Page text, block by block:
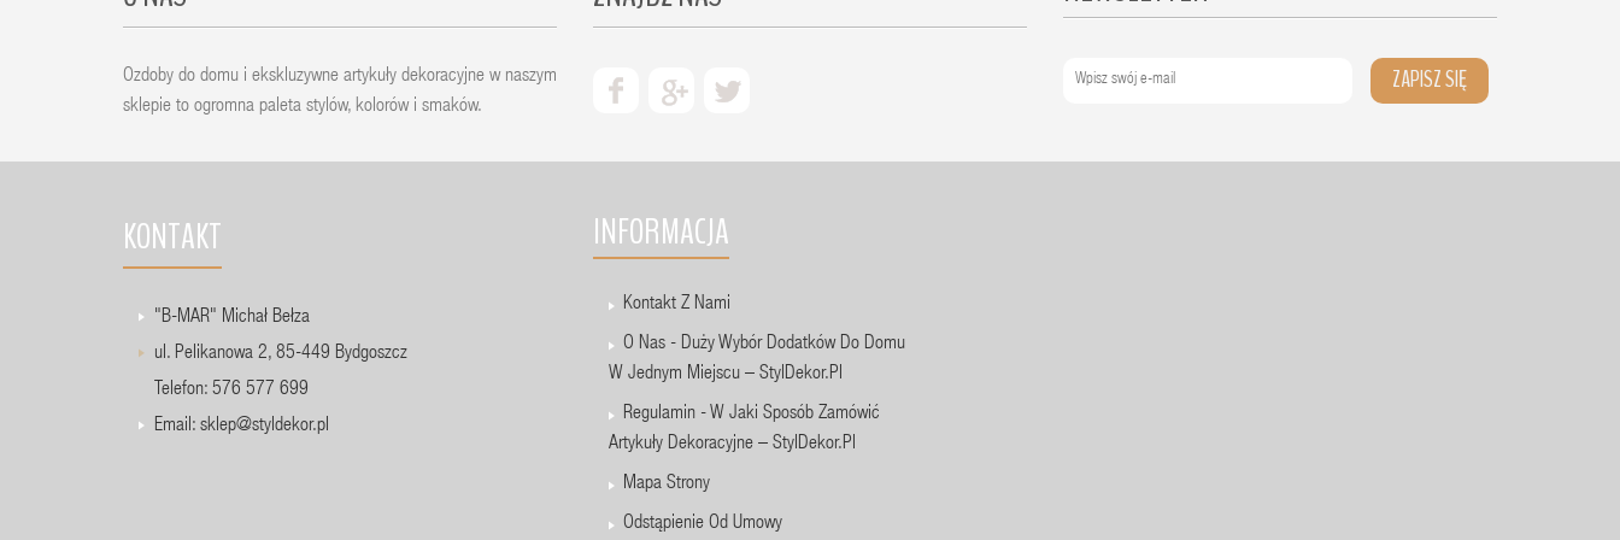
Ozdoby do domu i ekskluzywne artykuły dekoracyjne w naszym
sklepie to ogromna paleta stylów, kolorów i smaków.
ZAPISZ SIĘ
KONTAKT
"B-MAR" Michał Bełza
ul. Pelikanowa 2, 85-449 Bydgoszcz
Telefon: 576 577 699
Email: sklep@styldekor.pl
INFORMACJA
Kontakt Z Nami
O Nas - Duży Wybór Dodatków Do Domu
W Jednym Miejscu – StylDekor.pl
Regulamin - W Jaki Sposób Zamówić
Artykuły Dekoracyjne – StylDekor.pl
Mapa Strony
Odstąpienie Od Umowy